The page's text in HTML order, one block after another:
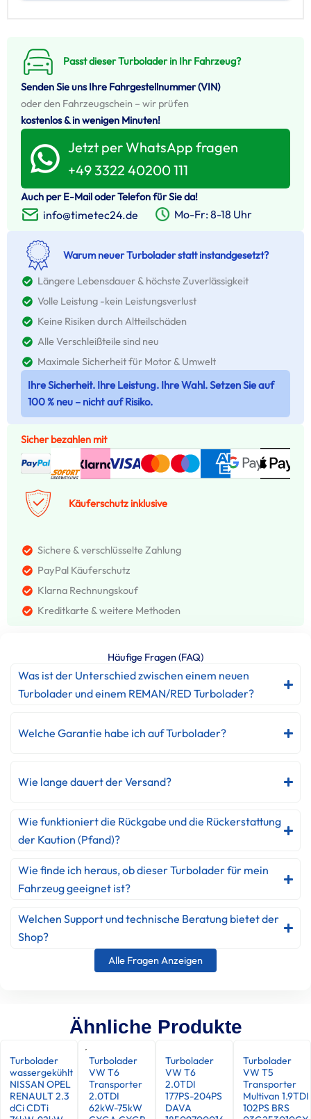
Passt dieser Turbolader in Ihr Fahrzeug?
Senden Sie uns Ihre Fahrgestellnummer (VIN)
oder den Fahrzeugschein – wir prüfen
kostenlos & in wenigen Minuten!
Jetzt per WhatsApp fragen
+49 3322 40200 111
Auch per E-Mail oder Telefon für Sie da!
info@timetec24.de Mo-Fr: 8-18 Uhr
Warum neuer Turbolader statt instandgesetzt?
Längere Lebensdauer & höchste Zuverlässigkeit
Volle Leistung -kein Leistungsverlust
Keine Risiken durch Altteilschäden
Alle Verschleißteile sind neu
Maximale Sicherheit für Motor & Umwelt
Ihre Sicherheit. Ihre Leistung. Ihre Wahl. Setzen Sie auf
100 % neu – nicht auf Risiko.
Sicher bezahlen mit
Käuferschutz inklusive
Sichere & verschlüsselte Zahlung
PayPal Käuferschutz
Klarna Rechnungskouf
Kreditkarte & weitere Methoden
Häufige Fragen (FAQ)
Was ist der Unterschied zwischen einem neuen
Turbolader und einem REMAN/RED Turbolader?
Welche Garantie habe ich auf Turbolader?
Wie lange dauert der Versand?
Wie funktioniert die Rückgabe und die Rückerstattung
der Kaution (Pfand)?
Wie finde ich heraus, ob dieser Turbolader für mein
Fahrzeug geeignet ist?
Welchen Support und technische Beratung bietet der
Shop?
Alle Fragen Anzeigen
Ähnliche Produkte
Turbolader
wassergekühlt
NISSAN OPEL
RENAULT 2.3
dCi CDTi
Turbolader
VW T6
Transporter
2.0TDI
62kW-75kW
Turbolader
VW T6
2.0TDI
177PS-204PS
DAVA
Turbolader
VW T5
Transporter
Multivan 1.9TDI
102PS BRS